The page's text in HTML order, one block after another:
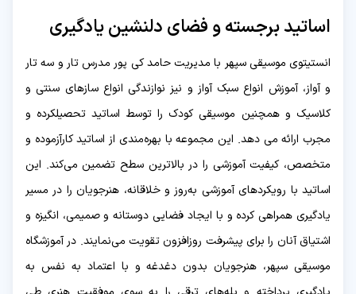
اساتید برجسته و فضای دلنشین یادگیری
انستیتوی موسیقی سپهر با مدیریت حامد کی پور مدرس تار و سه تار
و آواز، آموزش انواع سبک آواز و نیز نوازندگی انواع سازهای سنتی و
کلاسیک و همچنین موسیقی کودک را توسط اساتید تحصیلکرده و
مجرب ارائه می دهد. این مجموعه با بهره‌مندی از اساتید کارآزموده و
متخصص، کیفیت آموزشی را در بالاترین سطح تضمین می‌کند. این
اساتید با رویکردهای آموزشی به‌روز و خلاقانه، هنرجویان را در مسیر
یادگیری همراهی کرده و با ایجاد فضایی دوستانه و صمیمی، انگیزه و
اشتیاق آنان را برای پیشرفت روزافزون تقویت می‌نمایند. در آموزشگاه
موسیقی سپهر، هنرجویان بدون دغدغه و با اعتماد به نفس به